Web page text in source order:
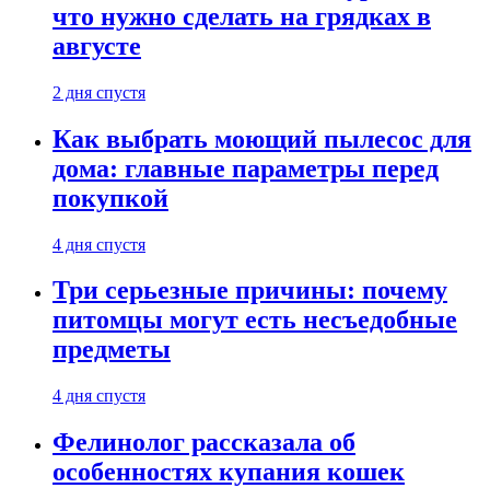
что нужно сделать на грядках в
августе
2 дня спустя
Как выбрать моющий пылесос для
дома: главные параметры перед
покупкой
4 дня спустя
Три серьезные причины: почему
питомцы могут есть несъедобные
предметы
4 дня спустя
Фелинолог рассказала об
особенностях купания кошек